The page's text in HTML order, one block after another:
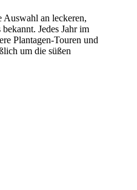
Auswahl an leckeren,
Jedes Jahr im
Plantagen-Touren und
um die süßen